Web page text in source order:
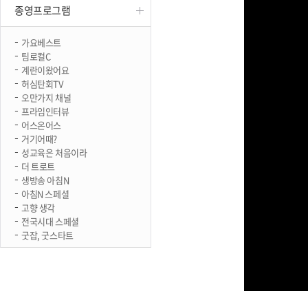
종영프로그램
가요베스트
팀로컬C
계란이왔어요
허심탄회TV
오만가지 채널
프라임인터뷰
어스온어스
거기어때?
성교육은 처음이라
더 트로트
생방송 아침N
아침N 스페셜
고향 생각
전국시대 스페셜
굿잡, 굿스타트